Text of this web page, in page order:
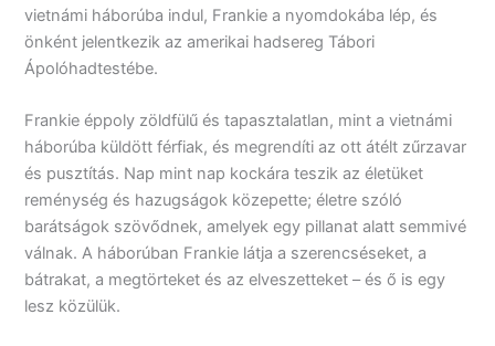
vietnámi háborúba indul, Frankie a nyomdokába lép, és
önként jelentkezik az amerikai hadsereg Tábori
Ápolóhadtestébe.
Frankie éppoly zöldfülű és tapasztalatlan, mint a vietnámi
háborúba küldött férfiak, és megrendíti az ott átélt zűrzavar
és pusztítás. Nap mint nap kockára teszik az életüket
reménység és hazugságok közepette; életre szóló
barátságok szövődnek, amelyek egy pillanat alatt semmivé
válnak. A háborúban Frankie látja a szerencséseket, a
bátrakat, a megtörteket és az elveszetteket – és ő is egy
lesz közülük.